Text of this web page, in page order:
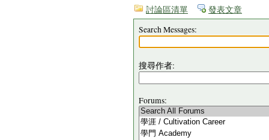
討論區清單
發表文章
Search Messages:
搜尋作者:
Forums: